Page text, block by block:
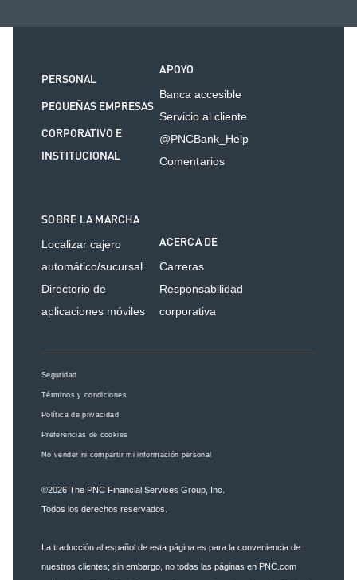
PERSONAL
PEQUEÑAS EMPRESAS
CORPORATIVO E
INSTITUCIONAL
APOYO
Banca accesible
Servicio al cliente
@PNCBank_Help
Comentarios
SOBRE LA MARCHA
Localizar cajero
automático/sucursal
Directorio de
aplicaciones móviles
ACERCA DE
Carreras
Responsabilidad
corporativa
Seguridad
Términos y condiciones
Política de privacidad
Preferencias de cookies
No vender ni compartir mi información personal
©2026 The PNC Financial Services Group, Inc.
Todos los derechos reservados.
La traducción al español de esta página es para la conveniencia de
nuestros clientes; sin embargo, no todas las páginas en PNC.com